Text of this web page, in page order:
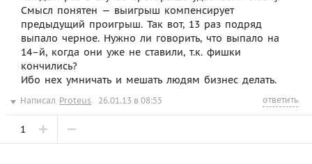
Смысл понятен — выигрыш компенсирует
предыдущий проигрыш. Так вот, 13 раз подряд
выпало черное. Нужно ли говорить, что выпало на
14–й, когда они уже не ставили, т.к. фишки
кончились?
Ибо нех умничать и мешать людям бизнес делать.
Написал Proteus 26.01.13 в 08:55 ответить
1